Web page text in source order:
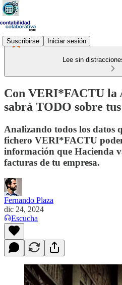
Suscribirse Iniciar sesión
Lee sin
Con VERI*FACTU la
sabrá TODO sobre
Analizando todos los datos
fichero VERI*FACTU
información que Hacienda
facturas de tu empresa.
Fernando Plaza
dic 24, 2024
Escucha